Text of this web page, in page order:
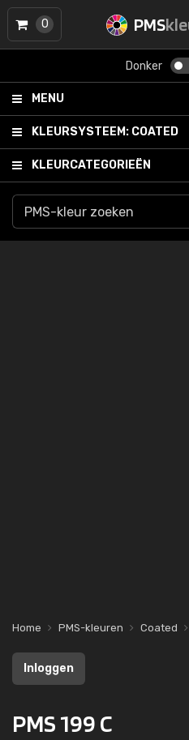
PMS
Donker
MENU
KLEURSYSTEEM: COATED
KLEURCATEGORIEËN
0
Home PMS-kleuren Coated
Inloggen
PMS 199 C